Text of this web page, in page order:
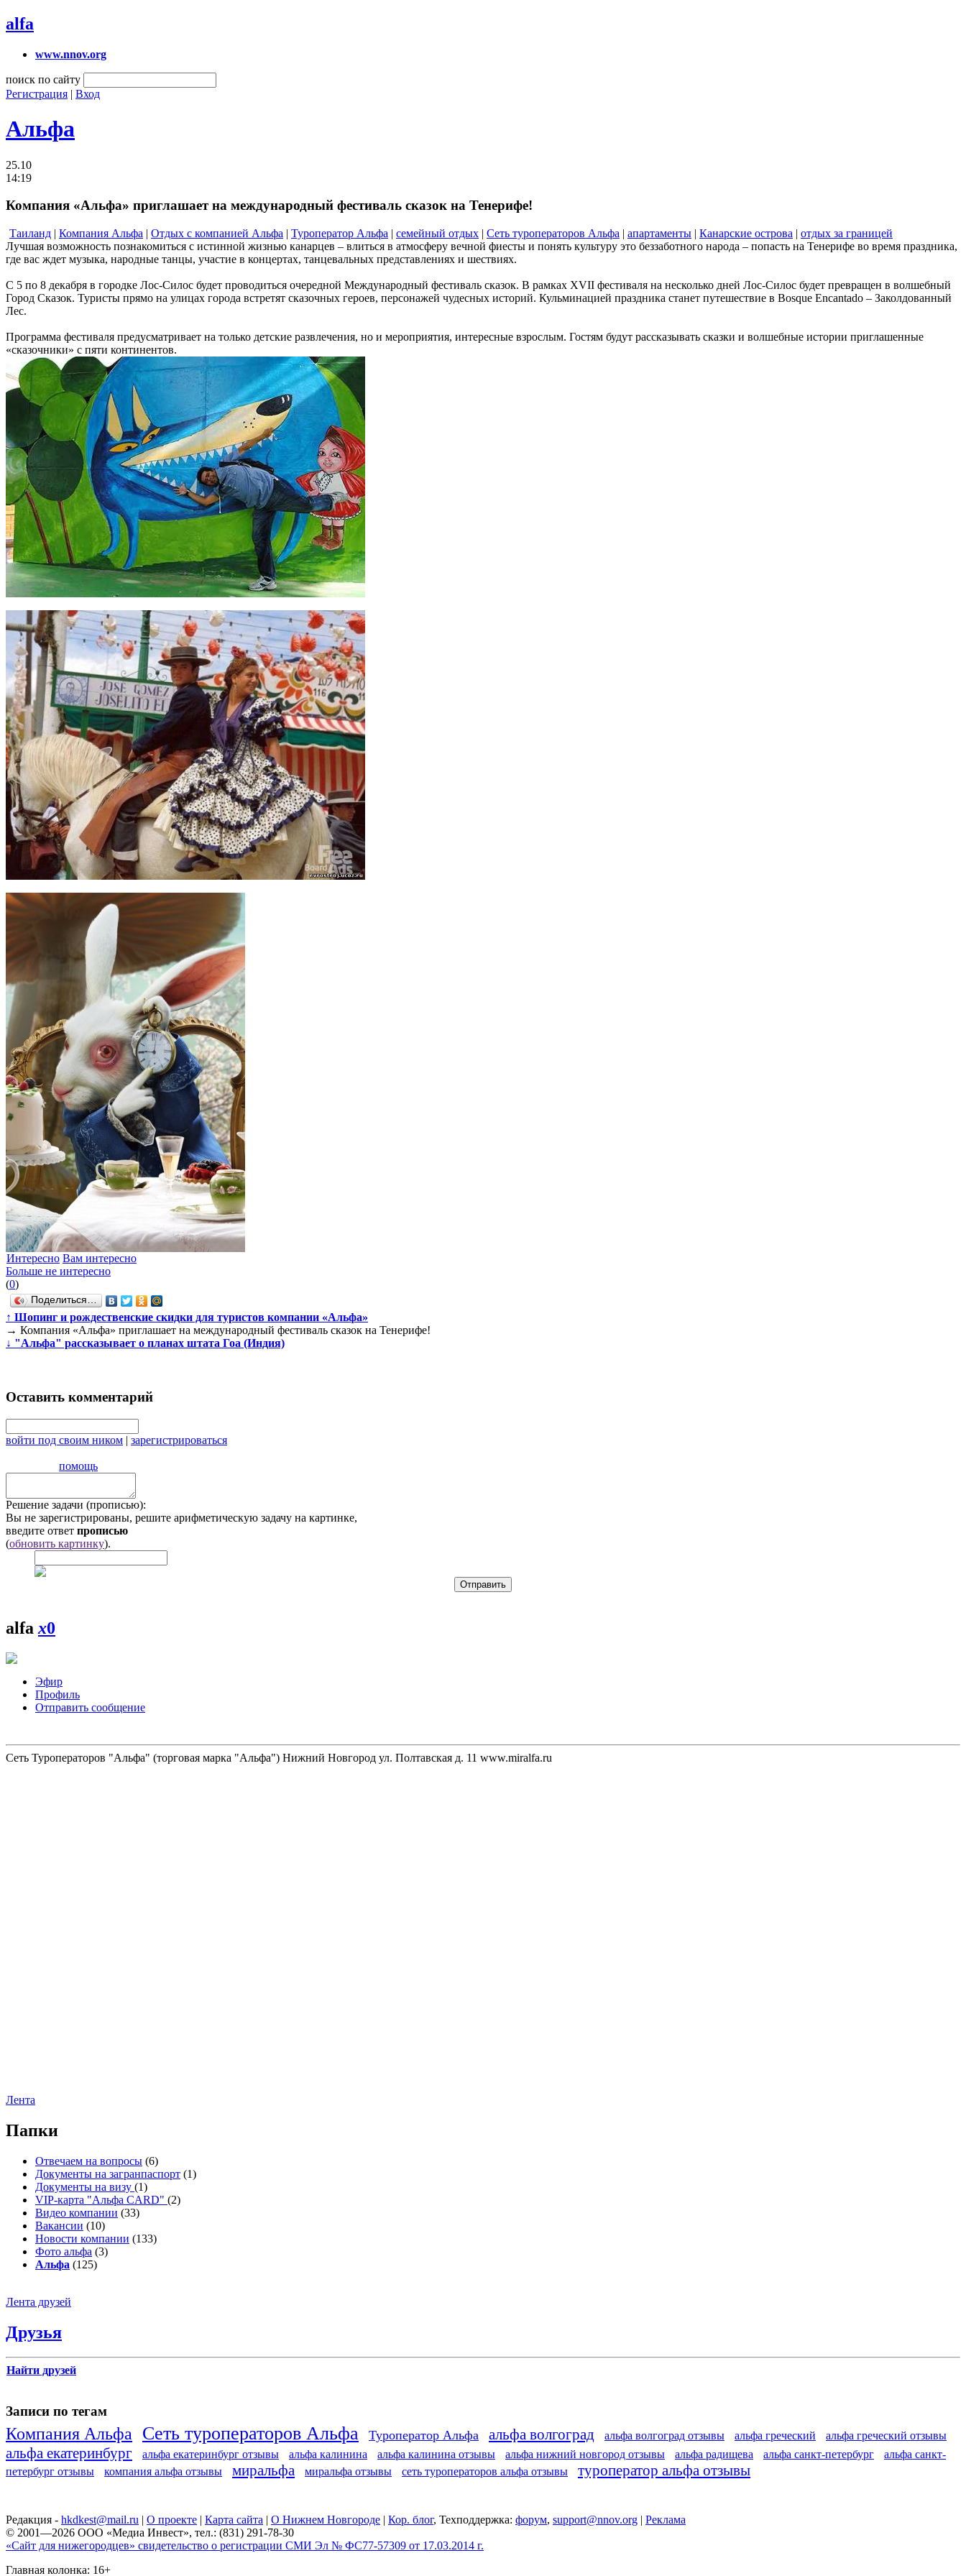
alfa
www.nnov.org
поиск по сайту
Регистрация | Вход
Альфа
25.10
14:19
Компания «Альфа» приглашает на международный фестиваль сказок на Тенерифе!
Таиланд | Компания Альфа | Отдых с компанией Альфа | Туроператор Альфа | семейный отдых | Сеть туроператоров Альфа | апартаменты | Канарские острова | отдых за границей
Лучшая возможность познакомиться с истинной жизнью канарцев – влиться в атмосферу вечной фиесты и понять культуру это беззаботного народа – попасть на Тенерифе во время праздника,
где вас ждет музыка, народные танцы, участие в концертах, танцевальных представлениях и шествиях.
С 5 по 8 декабря в городке Лос-Силос будет проводиться очередной Международный фестиваль сказок. В рамках XVII фестиваля на несколько дней Лос-Силос будет превращен в волшебный
Город Сказок. Туристы прямо на улицах города встретят сказочных героев, персонажей чудесных историй. Кульминацией праздника станет путешествие в Bosque Encantado – Заколдованный
Лес.
Программа фестиваля предусматривает на только детские развлечения, но и мероприятия, интересные взрослым. Гостям будут рассказывать сказки и волшебные истории приглашенные
«сказочники» с пяти континентов.
Интересно Вам интересно
Больше не интересно
(0)
Поделиться…
↑ Шопинг и рождественские скидки для туристов компании «Альфа»
→ Компания «Альфа» приглашает на международный фестиваль сказок на Тенерифе!
↓ "Альфа" рассказывает о планах штата Гоа (Индия)
Оставить комментарий
войти под своим ником | зарегистрироваться
помощь
Решение задачи (прописью):
Вы не зарегистрированы, решите арифметическую задачу на картинке,
введите ответ прописью
(обновить картинку).
alfax0
Эфир
Профиль
Отправить сообщение
Сеть Туроператоров "Альфа" (торговая марка "Альфа") Нижний Новгород ул. Полтавская д. 11 www.miralfa.ru
Лента
Папки
Отвечаем на вопросы (6)
Документы на загранпаспорт (1)
Документы на визу (1)
VIP-карта "Альфа CARD" (2)
Видео компании (33)
Вакансии (10)
Новости компании (133)
Фото альфа (3)
Альфа (125)
Лента друзей
Друзья
Найти друзей
Записи по тегам
Компания Альфа Сеть туроператоров Альфа Туроператор Альфа альфа волгоград альфа волгоград отзывы альфа греческий альфа греческий отзывы
альфа екатеринбург альфа екатеринбург отзывы альфа калинина альфа калинина отзывы альфа нижний новгород отзывы альфа радищева альфа санкт-петербург
альфа санкт-
петербург отзывы
компания альфа отзывы миральфа миральфа отзывы сеть туроператоров альфа отзывы туроператор альфа отзывы
Редакция - hkdkest@mail.ru | О проекте | Карта сайта | О Нижнем Новгороде | Кор. блог, Техподдержка: форум, support@nnov.org | Реклама
© 2001—2026 ООО «Медиа Инвест», тел.: (831) 291-78-30
«Сайт для нижегородцев» свидетельство о регистрации СМИ Эл № ФС77-57309 от 17.03.2014 г.
Главная колонка: 16+